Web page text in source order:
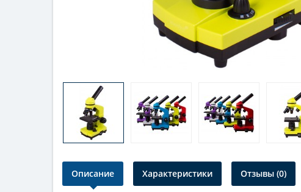
Описание Характеристики Отзывы (0)